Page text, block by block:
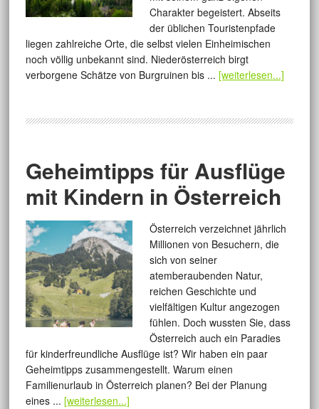
Charakter begeistert. Abseits
der üblichen Touristenpfade
liegen zahlreiche Orte, die selbst vielen Einheimischen
noch völlig unbekannt sind. Niederösterreich birgt
verborgene Schätze von Burgruinen bis ... [weiterlesen...]
Geheimtipps für Ausflüge
mit Kindern in Österreich
Österreich verzeichnet jährlich
Millionen von Besuchern, die
sich von seiner
atemberaubenden Natur,
reichen Geschichte und
vielfältigen Kultur angezogen
fühlen. Doch wussten Sie, dass
Österreich auch ein Paradies
für kinderfreundliche Ausflüge ist? Wir haben ein paar
Geheimtipps zusammengestellt. Warum einen
Familienurlaub in Österreich planen? Bei der Planung
eines ... [weiterlesen...]